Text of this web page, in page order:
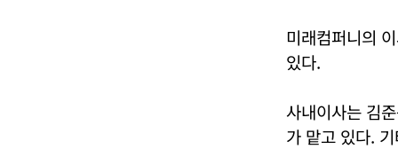
미래컴퍼니의
있다.
사내이사는 김
가 맡고 있다.